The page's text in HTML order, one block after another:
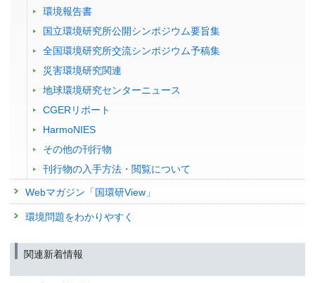
環境報告書
国立環境研究所公開シンポジウム要旨集
全国環境研究所交流シンポジウム予稿集
災害環境研究関連
地球環境研究センターニュース
CGERリポート
HarmoNIES
その他の刊行物
刊行物の入手方法・閲覧について
Webマガジン「国環研View」
環境問題をわかりやすく
関連新着情報